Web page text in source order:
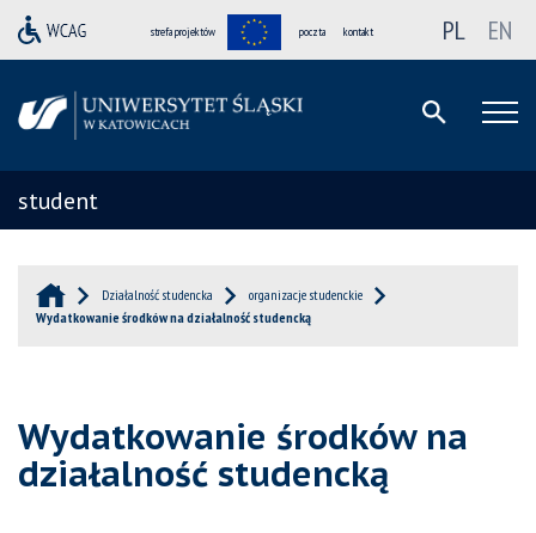
strefa projektów poczta kontakt PL EN
student
Działalność studencka
organizacje studenckie
Wydatkowanie środków na działalność studencką
Wydatkowanie środków na
działalność studencką